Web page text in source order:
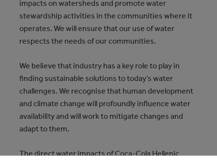
impacts on watersheds and promote water
stewardship activities in the communities where it
operates. We will ensure that our use of water
respects the needs of our communities.
We believe that industry has a key role to play in
finding sustainable solutions to today’s water
challenges. We recognise that human development
and climate change will profoundly influence water
availability and will work to mitigate changes and
adapt to them.
The direct water impacts of Coca‑Cola Hellenic